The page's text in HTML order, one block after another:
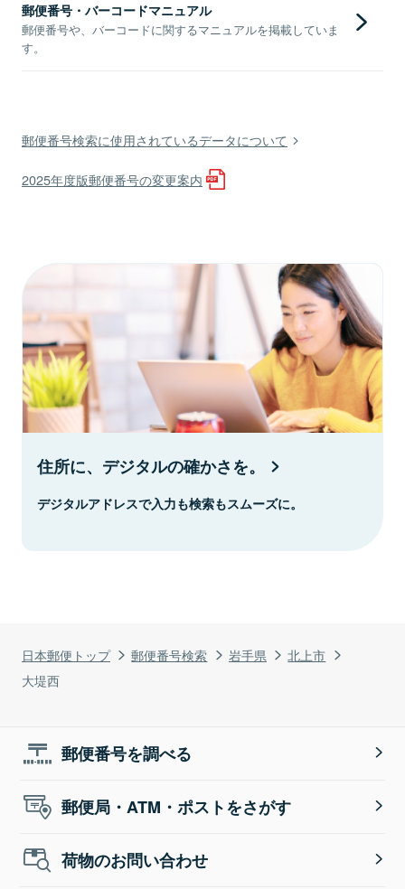
日本郵便トップ 郵便番号検索 岩手県
北上市
大堤西
郵便番号・バーコードマニュアル
郵便番号や、バーコードに関するマニュアルを掲載していま
す。
郵便番号検索に使用されているデータについて
2025年度版郵便番号の変更案内
住所に、デジタルの確かさを。
デジタルアドレスで入力も検索もスムーズに。
郵便番号を調べる
郵便局・ATM・ポストをさがす
荷物のお問い合わせ